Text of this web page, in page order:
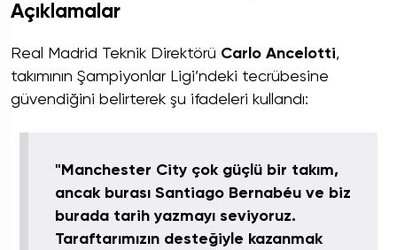
Açıklamalar
Real Madrid Teknik Direktörü Carlo Ancelotti,
takımının Şampiyonlar Ligi’ndeki tecrübesine
güvendiğini belirterek şu ifadeleri kullandı:
"Manchester City çok güçlü bir takım,
ancak burası Santiago Bernabéu ve biz
burada tarih yazmayı seviyoruz.
Taraftarımızın desteğiyle kazanmak